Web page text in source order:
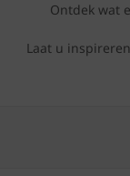
Ontdek wat
Laat u